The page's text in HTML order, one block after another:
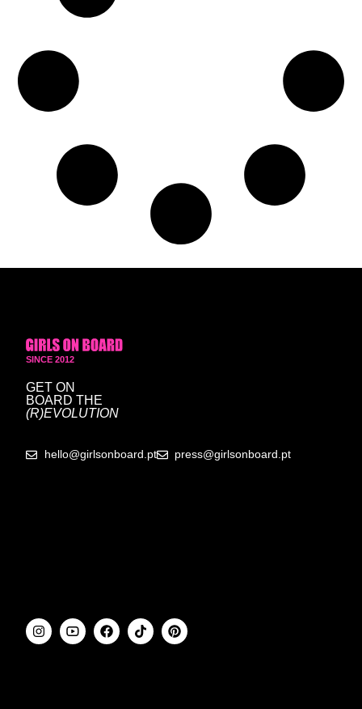
SINCE 2012
GET ON
BOARD THE
(R)EVOLUTION
hello@girlsonboard.pt press@girlsonboard.pt